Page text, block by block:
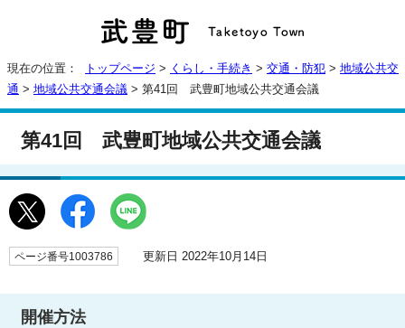
現在の位置： トップページ > くらし・手続き > 交通・防犯 > 地域公共交
通 > 地域公共交通会議 > 第41回 武豊町地域公共交通会議
第41回 武豊町地域公共交通会議
ページ番号1003786 更新日 2022年10月14日
開催方法